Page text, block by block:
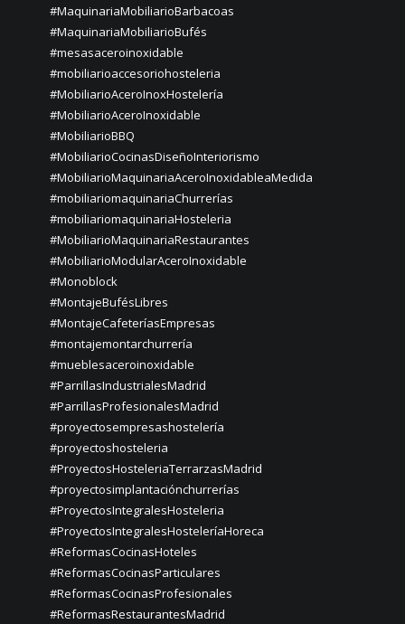
#MaquinariaMobiliarioBarbacoas
#MaquinariaMobiliarioBufés
#mesasaceroinoxidable
#mobiliarioaccesoriohosteleria
#MobiliarioAceroInoxHostelería
#MobiliarioAceroInoxidable
#MobiliarioBBQ
#MobiliarioCocinasDiseñoInteriorismo
#MobiliarioMaquinariaAceroInoxidableaMedida
#mobiliariomaquinariaChurrerías
#mobiliariomaquinariaHosteleria
#MobiliarioMaquinariaRestaurantes
#MobiliarioModularAceroInoxidable
#Monoblock
#MontajeBufésLibres
#MontajeCafeteríasEmpresas
#montajemontarchurrería
#mueblesaceroinoxidable
#ParrillasIndustrialesMadrid
#ParrillasProfesionalesMadrid
#proyectosempresashostelería
#proyectoshosteleria
#ProyectosHosteleriaTerrarzasMadrid
#proyectosimplantaciónchurrerías
#ProyectosIntegralesHosteleria
#ProyectosIntegralesHosteleríaHoreca
#ReformasCocinasHoteles
#ReformasCocinasParticulares
#ReformasCocinasProfesionales
#ReformasRestaurantesMadrid